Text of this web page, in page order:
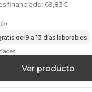
financiado: 69,83€
de 9 a 13 días laborables
Ver producto